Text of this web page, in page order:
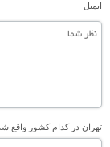
ایمیل
تهران در کدام کشور واقع